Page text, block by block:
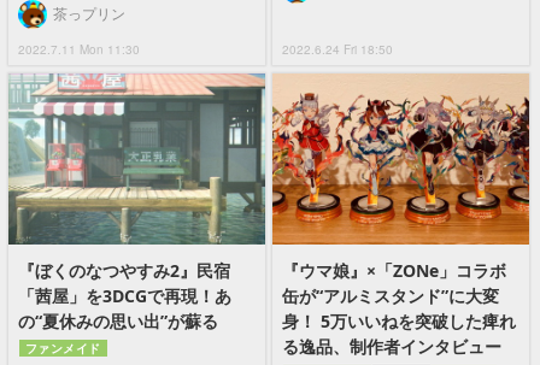
2022.7.11 Mon 11:30
茶っプリン
2022.6.24 Fri 18:50
『ぼくのなつやすみ2』民宿
「茜屋」を3DCGで再現！あ
の“夏休みの思い出”が蘇る
ファンメイド
『ウマ娘』×「ZONe」コラボ
缶が“アルミスタンド”に大変
身！ 5万いいねを突破した痺れ
る逸品、制作者インタビュー